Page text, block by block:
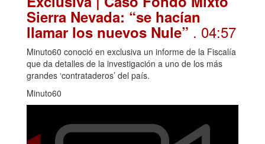
Sierra Nevada: “se hacían
llamar los nuevos Nule” . 04:57
Minuto60 conoció en exclusiva un informe de la Fiscalía
que da detalles de la investigación a uno de los más
grandes ‘contrataderos’ del país.
Minuto60